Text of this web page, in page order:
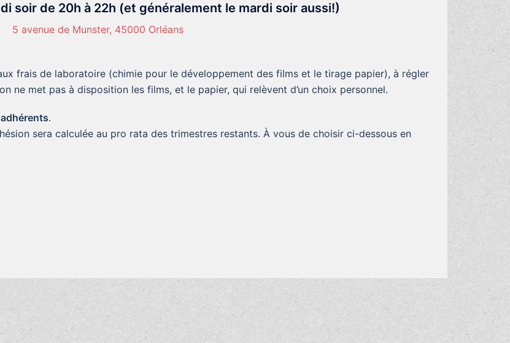
soir de 20h à 22h (et généralement le mardi soir aussi!)
5 avenue de Munster, 45000 Orléans
frais de laboratoire (chimie pour le développement des films et le tirage papier), à régler
ne met pas à disposition les films, et le papier, qui relèvent d’un choix personnel.
.
sera calculée au pro rata des trimestres restants. À vous de choisir ci-dessous en